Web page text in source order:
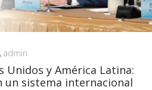
admin
Unidos y América Latina:
un sistema internacional